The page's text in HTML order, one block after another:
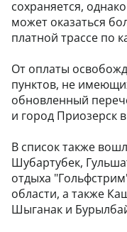
сохраняется,
может оказаться
платной трассе по
От оплаты
пунктов, не
обновленный
и город Приозерск
В список также
Шубартубек,
отдыха
области, а также
Шыганак и